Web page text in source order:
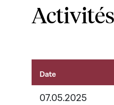
Activités sur le
Date
07.05.2025